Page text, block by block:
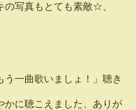
の写真もとても素敵☆、
一曲歌いましょ！」聴き
かに聴こえました、ありが